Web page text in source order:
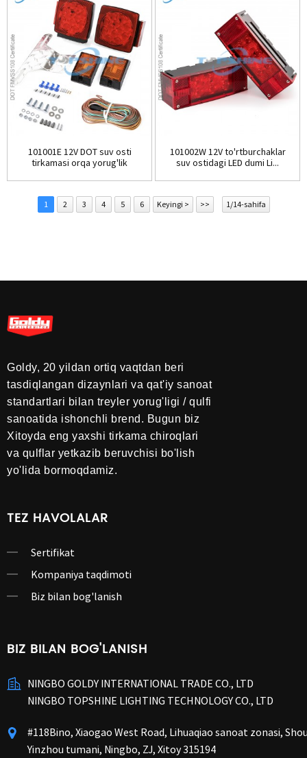
101001E 12V DOT suv osti
tirkamasi orqa yorug'lik
101002W 12V to'rtburchaklar
suv ostidagi LED dumi Li...
1 2 3 4 5 6 Keyingi > >> 1/14-sahifa
Goldy, 20 yildan ortiq vaqtdan beri
tasdiqlangan dizaynlari va qat'iy sanoat
standartlari bilan treyler yorug'ligi / qulfi
sanoatida ishonchli brend. Bugun biz
Xitoyda eng yaxshi tirkama chiroqlari
va qulflar yetkazib beruvchisi bo'lish
yo'lida bormoqdamiz.
TEZ HAVOLALAR
Sertifikat
Kompaniya taqdimoti
Biz bilan bog'lanish
BIZ BILAN BOG'LANISH
NINGBO GOLDY INTERNATIONAL TRADE CO., LTD
NINGBO TOPSHINE LIGHTING TECHNOLOGY CO., LTD
#118Bino, Xiaogao West Road, Lihuaqiao sanoat zonasi,
Yinzhou tumani, Ningbo, ZJ, Xitoy 315194